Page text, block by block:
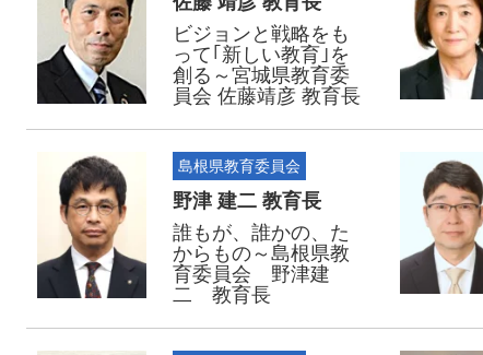
ビジョンと戦略をも
って｢新しい教育｣を
創る～宮城県教育委
員会 佐藤靖彦 教育長
島根県教育委員会
野津 建二 教育長
誰もが、誰かの、た
からもの～島根県教
育委員会 野津建
二 教育長